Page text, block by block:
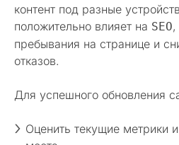
контент под разные
положительно влияет на SEO,
пребывания на странице и
отказов.
Для успешного обновления
Оценить текущие метрики